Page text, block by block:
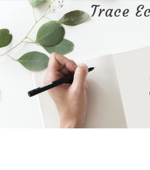
contenu
Trace